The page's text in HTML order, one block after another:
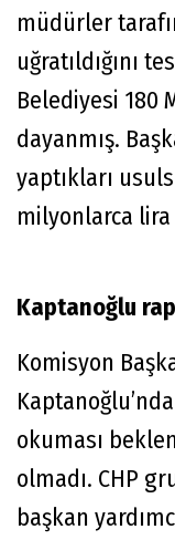
müdürler
uğratıldığını
Belediyesi 180
dayanmış.
yaptıkları
milyonlarca lira
Kaptanoğlu
Komisyon
okuması
olmadı. CHP
başkan